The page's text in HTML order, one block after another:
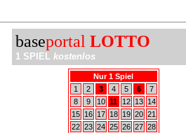
baseportal LOTTO
1 SPIEL kostenlos
Nur 1 Spiel
1
2 3 4 5 6
7
8
9 10 11 12 13
14
15
16 17 18 19 20 21
22 23 24 25 26 27 28